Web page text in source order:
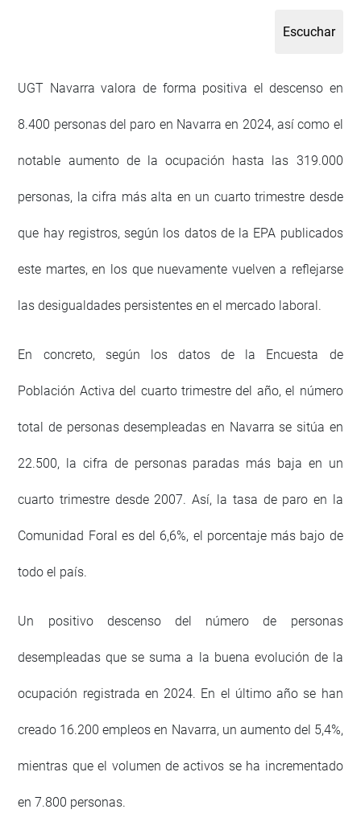
UGT Navarra valora de forma positiva el descenso en
8.400 personas del paro en Navarra en 2024, así como el
notable aumento de la ocupación hasta las 319.000
personas, la cifra más alta en un cuarto trimestre desde
que hay registros, según los datos de la EPA publicados
este martes, en los que nuevamente vuelven a reflejarse
las desigualdades persistentes en el mercado laboral.
En concreto, según los datos de la Encuesta de
Población Activa del cuarto trimestre del año, el número
total de personas desempleadas en Navarra se sitúa en
22.500, la cifra de personas paradas más baja en un
cuarto trimestre desde 2007. Así, la tasa de paro en la
Comunidad Foral es del 6,6%, el porcentaje más bajo de
todo el país.
Un positivo descenso del número de personas
desempleadas que se suma a la buena evolución de la
ocupación registrada en 2024. En el último año se han
creado 16.200 empleos en Navarra, un aumento del 5,4%,
mientras que el volumen de activos se ha incrementado
en 7.800 personas.